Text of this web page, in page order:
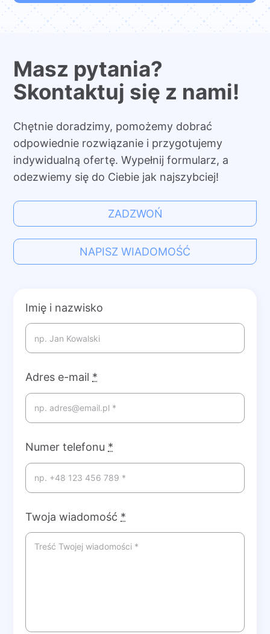
Masz pytania?
Skontaktuj się z nami!
Chętnie doradzimy, pomożemy dobrać
odpowiednie rozwiązanie i przygotujemy
indywidualną ofertę. Wypełnij formularz, a
odezwiemy się do Ciebie jak najszybciej!
ZADZWOŃ
NAPISZ WIADOMOŚĆ
Imię i nazwisko
Adres e-mail *
Numer telefonu *
Twoja wiadomość *